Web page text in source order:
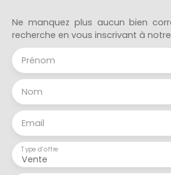
Ne manquez plus aucun bien
recherche en vous inscrivant à
Prénom
Nom
Email
Vente
Type d'offre